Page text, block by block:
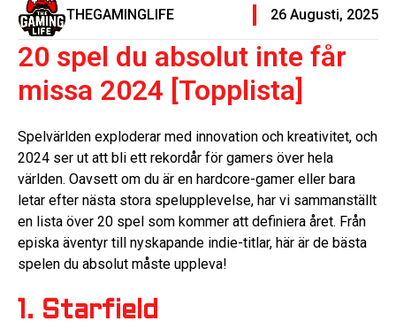
THEGAMINGLIFE 26 Augusti, 2025
20 spel du absolut inte får
missa 2024 [Topplista]
Spelvärlden exploderar med innovation och kreativitet, och
2024 ser ut att bli ett rekordår för gamers över hela
världen. Oavsett om du är en hardcore-gamer eller bara
letar efter nästa stora spelupplevelse, har vi sammanställt
en lista över 20 spel som kommer att definiera året. Från
episka äventyr till nyskapande indie-titlar, här är de bästa
spelen du absolut måste uppleva!
1. Starfield